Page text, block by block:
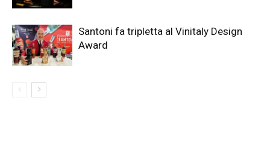
Santoni fa tripletta al Vinitaly Design
Award